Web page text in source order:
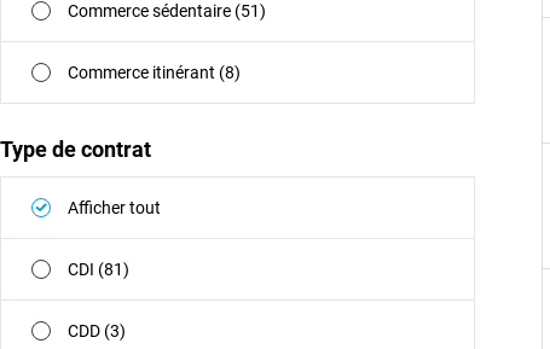
Commerce sédentaire (51)
Commerce itinérant (8)
Type de contrat
Afficher tout
CDI (81)
CDD (3)